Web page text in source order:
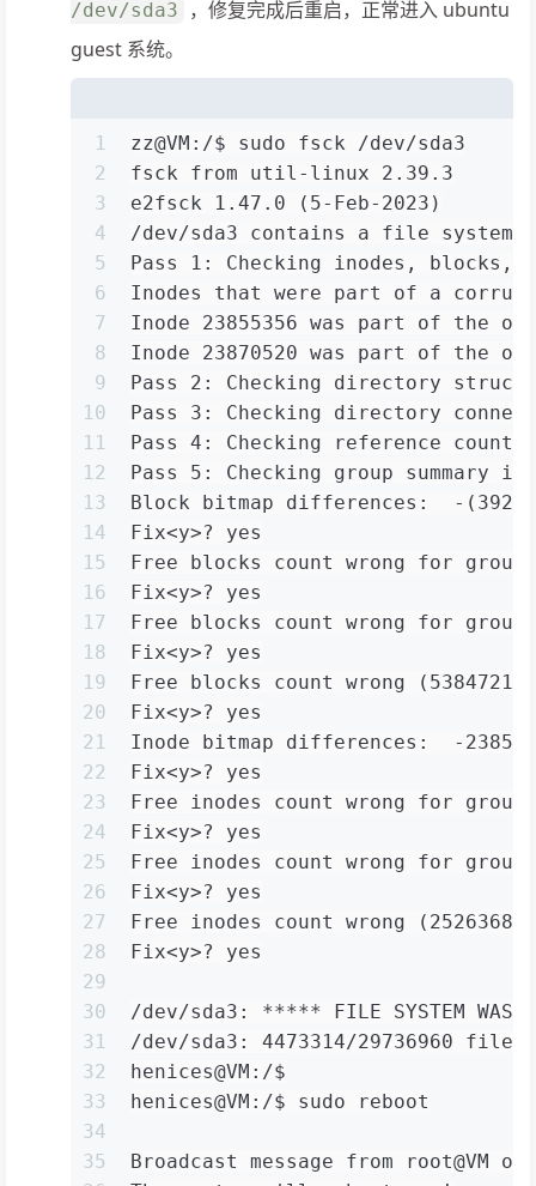
/dev/sda3
，修复完成后重启，正常进入 ubuntu
guest 系统。
1
2
3
4
5
6
7
8
9
10
11
12
13
14
15
16
17
18
19
20
21
22
23
24
25
26
27
28
29
30
31
32
33
34
35
zz@VM:/$ sudo fsck /dev/sda3
fsck from util-linux 2.39.3
e2fsck 1.47.0 (5-Feb-2023)
/dev/sda3 contains a file system
Pass 1: Checking inodes, blocks,
Inodes that were part of a
Inode 23855356 was part of the
Inode 23870520 was part of the
Pass 2: Checking directory
Pass 3: Checking directory
Pass 4: Checking reference counts
Pass 5: Checking group summary
Block bitmap differences:  -
Fix<y>? yes
Free blocks count wrong for group
Fix<y>? yes
Free blocks count wrong for group
Fix<y>? yes
Free blocks count wrong
Fix<y>? yes
Inode bitmap differences:  -
Fix<y>? yes
Free inodes count wrong for
Fix<y>? yes
Free inodes count wrong for
Fix<y>? yes
Free inodes count wrong
Fix<y>? yes
/dev/sda3: ***** FILE SYSTEM WAS
/dev/sda3: 4473314/29736960 files
henices@VM:/$
henices@VM:/$ sudo reboot
Broadcast message from root@VM